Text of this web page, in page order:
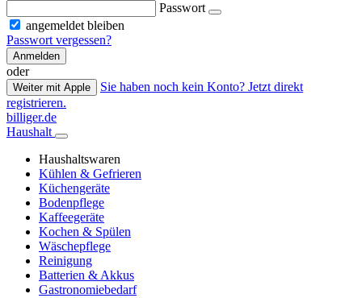
Passwort
angemeldet bleiben
Passwort vergessen?
Anmelden
oder
Weiter mit Apple
Sie haben noch kein Konto? Jetzt direkt
registrieren.
billiger.de
Haushalt
Haushaltswaren
Kühlen & Gefrieren
Küchengeräte
Bodenpflege
Kaffeegeräte
Kochen & Spülen
Wäschepflege
Reinigung
Batterien & Akkus
Gastronomiebedarf